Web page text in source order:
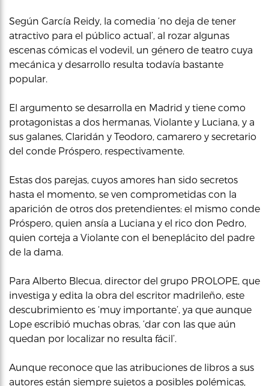
Según García Reidy, la comedia ‘no deja de tener
atractivo para el público actual’, al rozar algunas
escenas cómicas el vodevil, un género de teatro cuya
mecánica y desarrollo resulta todavía bastante
popular.
El argumento se desarrolla en Madrid y tiene como
protagonistas a dos hermanas, Violante y Luciana, y a
sus galanes, Claridán y Teodoro, camarero y secretario
del conde Próspero, respectivamente.
Estas dos parejas, cuyos amores han sido secretos
hasta el momento, se ven comprometidas con la
aparición de otros dos pretendientes: el mismo conde
Próspero, quien ansía a Luciana y el rico don Pedro,
quien corteja a Violante con el beneplácito del padre
de la dama.
Para Alberto Blecua, director del grupo PROLOPE, que
investiga y edita la obra del escritor madrileño, este
descubrimiento es ‘muy importante’, ya que aunque
Lope escribió muchas obras, ‘dar con las que aún
quedan por localizar no resulta fácil’.
Aunque reconoce que las atribuciones de libros a sus
autores están siempre sujetos a posibles polémicas,